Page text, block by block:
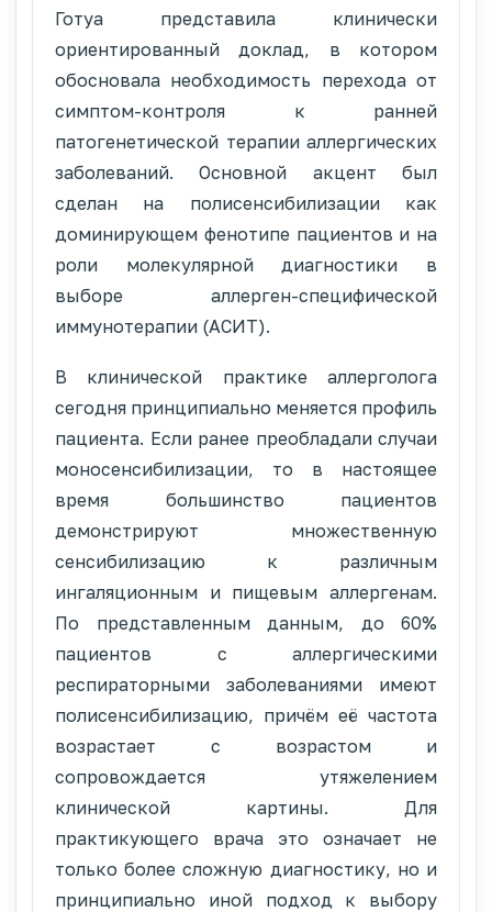
Готуа представила клинически
ориентированный доклад, в котором
обосновала необходимость перехода от
симптом-контроля к ранней
патогенетической терапии аллергических
заболеваний. Основной акцент был
сделан на полисенсибилизации как
доминирующем фенотипе пациентов и на
роли молекулярной диагностики в
выборе аллерген-специфической
иммунотерапии (АСИТ).
В клинической практике аллерголога
сегодня принципиально меняется профиль
пациента. Если ранее преобладали случаи
моносенсибилизации, то в настоящее
время большинство пациентов
демонстрируют множественную
сенсибилизацию к различным
ингаляционным и пищевым аллергенам.
По представленным данным, до 60%
пациентов с аллергическими
респираторными заболеваниями имеют
полисенсибилизацию, причём её частота
возрастает с возрастом и
сопровождается утяжелением
клинической картины. Для
практикующего врача это означает не
только более сложную диагностику, но и
принципиально иной подход к выбору